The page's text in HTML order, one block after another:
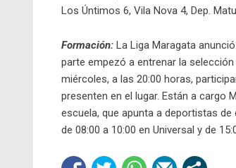
Los Úntimos 6, Vila Nova 4, Dep.
Formación: La Liga Maragata
parte empezó a entrenar la
miércoles, a las 20:00 horas,
presenten en el lugar. Están a cargo
escuela, que apunta a deportistas
de 08:00 a 10:00 en Universal y de